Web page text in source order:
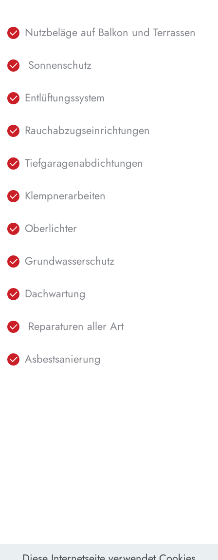
Nutzbeläge auf Balkon und Terrassen
Sonnenschutz
Entlüftungssystem
Rauchabzugseinrichtungen
Tiefgaragenabdichtungen
Klempnerarbeiten
Oberlichter
Grundwasserschutz
Dachwartung
Reparaturen aller Art
Asbestsanierung